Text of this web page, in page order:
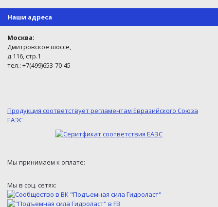
Наши адреса
Москва:
Дмитровское шоссе,
д.116, стр.1
тел.: +7(499)653-70-45
Продукция соответствует регламентам Евразийского Союза
ЕАЭС
Мы принимаем к оплате:
Мы в соц. сетях: